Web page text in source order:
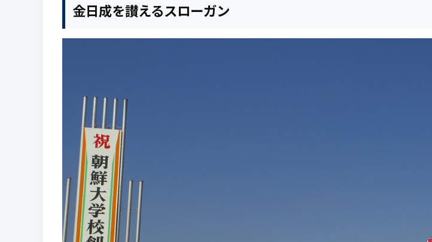
金日成を讃えるスローガン